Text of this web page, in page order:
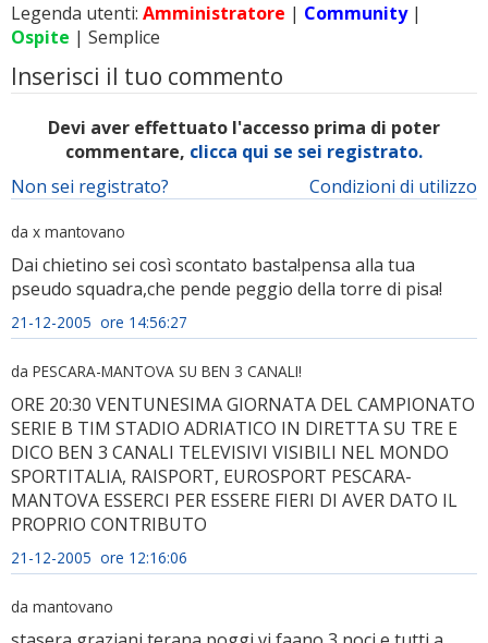
Legenda utenti: Amministratore | Community|
Ospite | Semplice
Inserisci il tuo commento
Devi aver effettuato l'accesso prima di poter
commentare, clicca qui se sei registrato.
Condizioni di utilizzo
Non sei registrato?
da x mantovano
Dai chietino sei così scontato basta!pensa alla tua
pseudo squadra,che pende peggio della torre di pisa!
21-12-2005 ore 14:56:27
da PESCARA-MANTOVA SU BEN 3 CANALI!
ORE 20:30 VENTUNESIMA GIORNATA DEL CAMPIONATO
SERIE B TIM STADIO ADRIATICO IN DIRETTA SU TRE E
DICO BEN 3 CANALI TELEVISIVI VISIBILI NEL MONDO
SPORTITALIA, RAISPORT, EUROSPORT PESCARA-
MANTOVA ESSERCI PER ESSERE FIERI DI AVER DATO IL
PROPRIO CONTRIBUTO
21-12-2005 ore 12:16:06
da mantovano